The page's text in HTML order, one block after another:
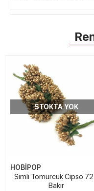
STOKTA YOK
HOBİPOP
Simli Tomurcuk Cipso 72
Bakır